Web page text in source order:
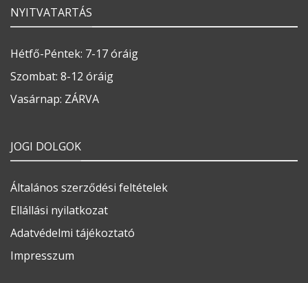
NYITVATARTÁS
Hétfő-Péntek: 7-17 óráig
Szombat: 8-12 óráig
Vasárnap: ZÁRVA
JOGI DOLGOK
Általános szerződési feltételek
Ellállási nyilatkozat
Adatvédelmi tájékoztató
Impresszum